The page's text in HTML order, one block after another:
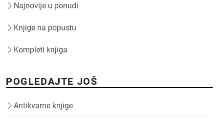
Najnovije u ponudi
Knjige na popustu
Kompleti knjiga
POGLEDAJTE JOŠ
Antikvarne knjige